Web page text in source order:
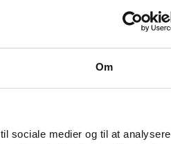
Om
sociale medier og til at analysere